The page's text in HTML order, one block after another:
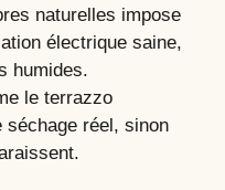
naturelles impose
électrique saine,
humides.
le terrazzo
séchage réel, sinon